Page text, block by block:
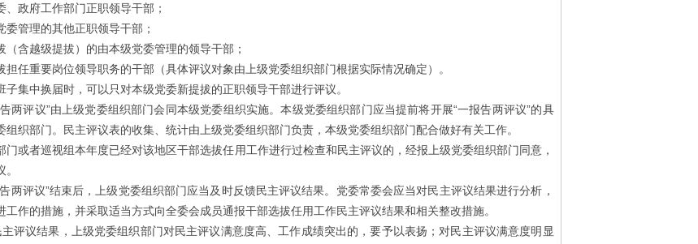
政府工作部门正职领导干部；
管理的其他正职领导干部；
含越级提拔）的由本级党委管理的领导干部；
重要岗位领导职务的干部（具体评议对象由上级党委组织部门根据实际情况确定）。
中换届时，可以只对本级党委新提拔的正职领导干部进行评议。
议”由上级党委组织部门会同本级党委组织实施。本级党委组织部门应当提前将开展“一报告两评议”的具
组织部门。民主评议表的收集、统计由上级党委组织部门负责，本级党委组织部门配合做好有关工作。
者巡视组本年度已经对该地区干部选拔任用工作进行过检查和民主评议的，经报上级党委组织部门同意，
议”结束后，上级党委组织部门应当及时反馈民主评议结果。党委常委会应当对民主评议结果进行分析，
工作的措施，并采取适当方式向全委会成员通报干部选拔任用工作民主评议结果和相关整改措施。
议结果，上级党委组织部门对民主评议满意度高、工作成绩突出的，要予以表扬；对民主评议满意度明显